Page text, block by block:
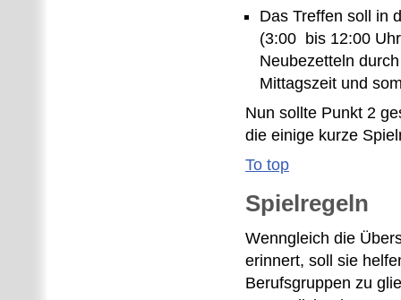
Das Treffen soll in
(3:00 bis 12:00
Neubezetteln
Mittagszeit und
Nun sollte Punkt 2
die einige kurze
To top
Spielregeln
Wenngleich die
erinnert, soll sie
Berufsgruppen zu